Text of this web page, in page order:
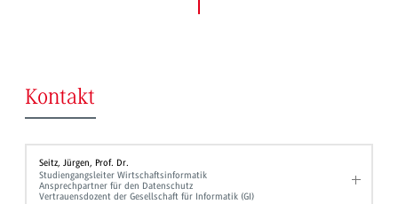
Kontakt
Seitz, Jürgen, Prof. Dr.
Studiengangsleiter Wirtschaftsinformatik
Ansprechpartner für den Datenschutz
Vertrauensdozent der Gesellschaft für Informatik (GI)